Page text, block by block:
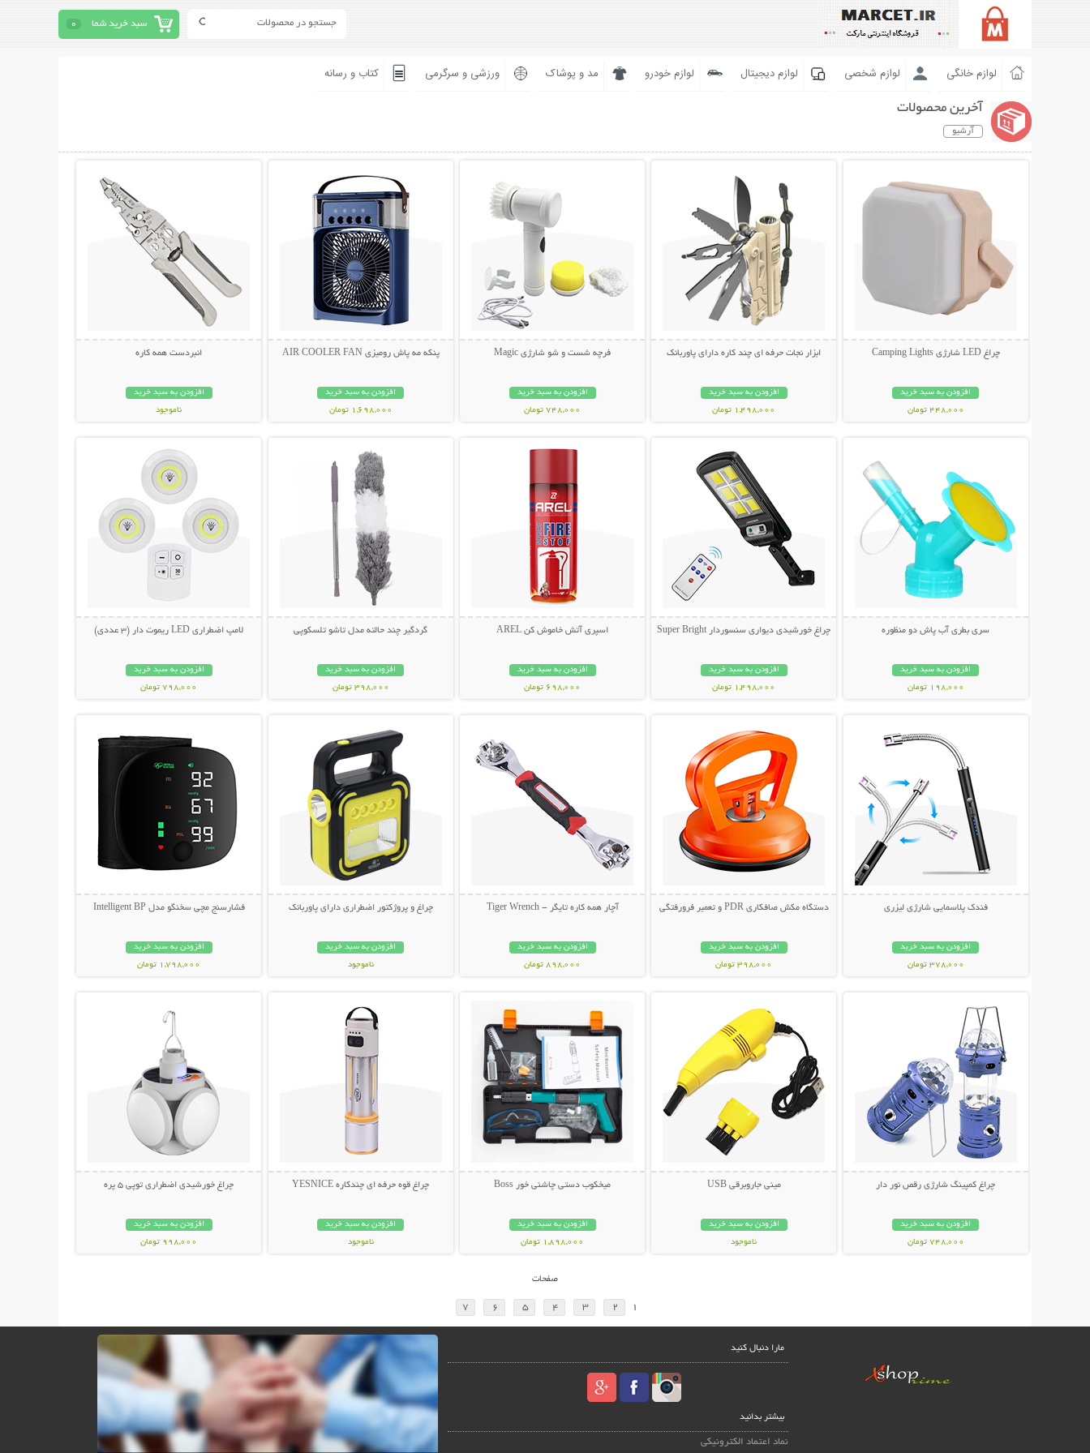
سبد خرید شما 0
لوازم خانگی لوازم شخصی لوازم دیجیتال لوازم خودرو مد و پوشاک ورزشی و سرگرمی کتاب و رسانه
آخرین محصولات
آرشیو
چراغ LED شارژی Camping Lights
افزودن به سبد خرید
448,000 تومان
ابزار نجات حرفه ای چند کاره دارای پاوربانک
افزودن به سبد خرید
1,498,000 تومان
فرچه شست و شو شارژی Magic
افزودن به سبد خرید
748,000 تومان
پنکه مه پاش رومیزی AIR COOLER FAN
افزودن به سبد خرید
1,698,000 تومان
انبردست همه کاره
افزودن به سبد خرید
ناموجود
سری بطری آب پاش دو منظوره
افزودن به سبد خرید
198,000 تومان
چراغ خورشیدی دیواری سنسوردار Super Bright
افزودن به سبد خرید
1,498,000 تومان
اسپری آتش خاموش کن AREL
افزودن به سبد خرید
698,000 تومان
گردگیر چند حالته مدل تاشو تلسکوپی
افزودن به سبد خرید
398,000 تومان
لامپ اضطراری LED ریموت دار (3 عددی)
افزودن به سبد خرید
798,000 تومان
فندک پلاسمایی شارژی لیزری
افزودن به سبد خرید
378,000 تومان
دستگاه مکش صافکاری PDR و تعمیر فرورفتگی
افزودن به سبد خرید
398,000 تومان
آچار همه کاره تایگر - Tiger Wrench
افزودن به سبد خرید
898,000 تومان
چراغ و پروژکتور اضطراری دارای پاوربانک
افزودن به سبد خرید
ناموجود
فشارسنج مچی سخنگو مدل Intelligent BP
افزودن به سبد خرید
1,798,000 تومان
چراغ کمپینگ شارژی رقص نور دار
افزودن به سبد خرید
748,000 تومان
مینی جاروبرقی USB
افزودن به سبد خرید
ناموجود
میخکوب دستی چاشنی خور Boss
افزودن به سبد خرید
1,898,000 تومان
چراغ قوه حرفه ای چندکاره YESNICE
افزودن به سبد خرید
ناموجود
چراغ خورشیدی اضطراری توپی 5 پره
افزودن به سبد خرید
998,000 تومان
صفحات
1
2
3
4
5
6
7
مارا دنبال کنید
بیشتر بدانید
نماد اعتماد الکترونیکی